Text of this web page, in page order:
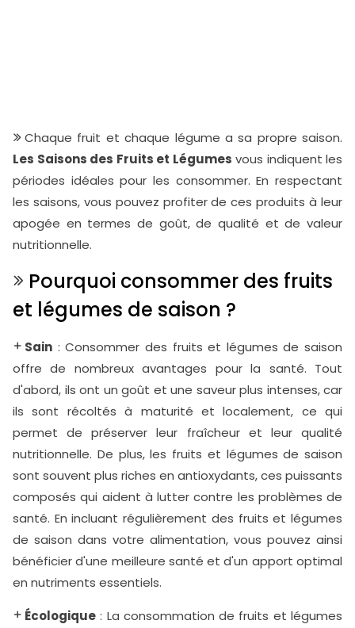
Chaque fruit et chaque légume a sa propre saison.
Les Saisons des Fruits et Légumes vous indiquent les
périodes idéales pour les consommer. En respectant
les saisons, vous pouvez profiter de ces produits à leur
apogée en termes de goût, de qualité et de valeur
nutritionnelle.
Pourquoi consommer des fruits
et légumes de saison ?
Sain : Consommer des fruits et légumes de saison
offre de nombreux avantages pour la santé. Tout
d'abord, ils ont un goût et une saveur plus intenses, car
ils sont récoltés à maturité et localement, ce qui
permet de préserver leur fraîcheur et leur qualité
nutritionnelle. De plus, les fruits et légumes de saison
sont souvent plus riches en antioxydants, ces puissants
composés qui aident à lutter contre les problèmes de
santé. En incluant régulièrement des fruits et légumes
de saison dans votre alimentation, vous pouvez ainsi
bénéficier d'une meilleure santé et d'un apport optimal
en nutriments essentiels.
Écologique : La consommation de fruits et légumes